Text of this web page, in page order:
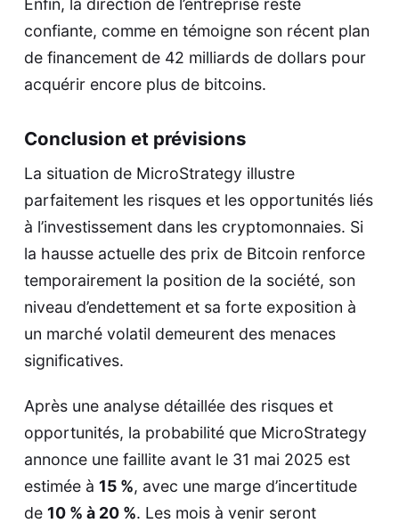
Enfin, la direction de l’entreprise reste
confiante, comme en témoigne son récent plan
de financement de 42 milliards de dollars pour
acquérir encore plus de bitcoins.
Conclusion et prévisions
La situation de MicroStrategy illustre
parfaitement les risques et les opportunités liés
à l’investissement dans les cryptomonnaies. Si
la hausse actuelle des prix de Bitcoin renforce
temporairement la position de la société, son
niveau d’endettement et sa forte exposition à
un marché volatil demeurent des menaces
significatives.
Après une analyse détaillée des risques et
opportunités, la probabilité que MicroStrategy
annonce une faillite avant le 31 mai 2025 est
estimée à 15 %, avec une marge d’incertitude
de 10 % à 20 %. Les mois à venir seront